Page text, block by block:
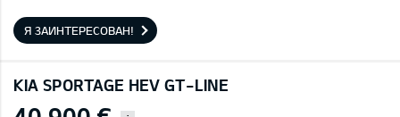
Я ЗАИНТЕРЕСОВАН!
KIA SPORTAGE HEV GT-LINE